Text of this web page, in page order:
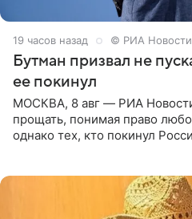
19 часов назад © РИА Новости
Бутман призвал не
ее покинул
МОСКВА, 8 авг — РИА
прощать, понимая право
однако тех, кто покинул